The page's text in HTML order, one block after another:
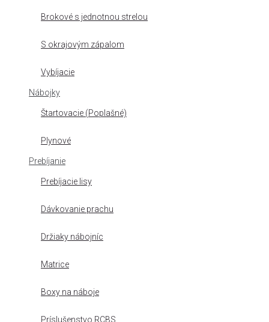
Brokové s jednotnou strelou
S okrajovým zápalom
Vybíjacie
Nábojky
Štartovacie (Poplašné)
Plynové
Prebíjanie
Prebíjacie lisy
Dávkovanie prachu
Držiaky nábojníc
Matrice
Boxy na náboje
Príslušenstvo RCBS